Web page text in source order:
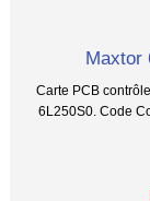
Maxtor
Carte PCB
6L250S0. Code